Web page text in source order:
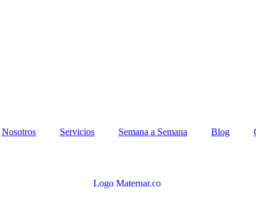
Nosotros Servicios Semana a Semana Blog